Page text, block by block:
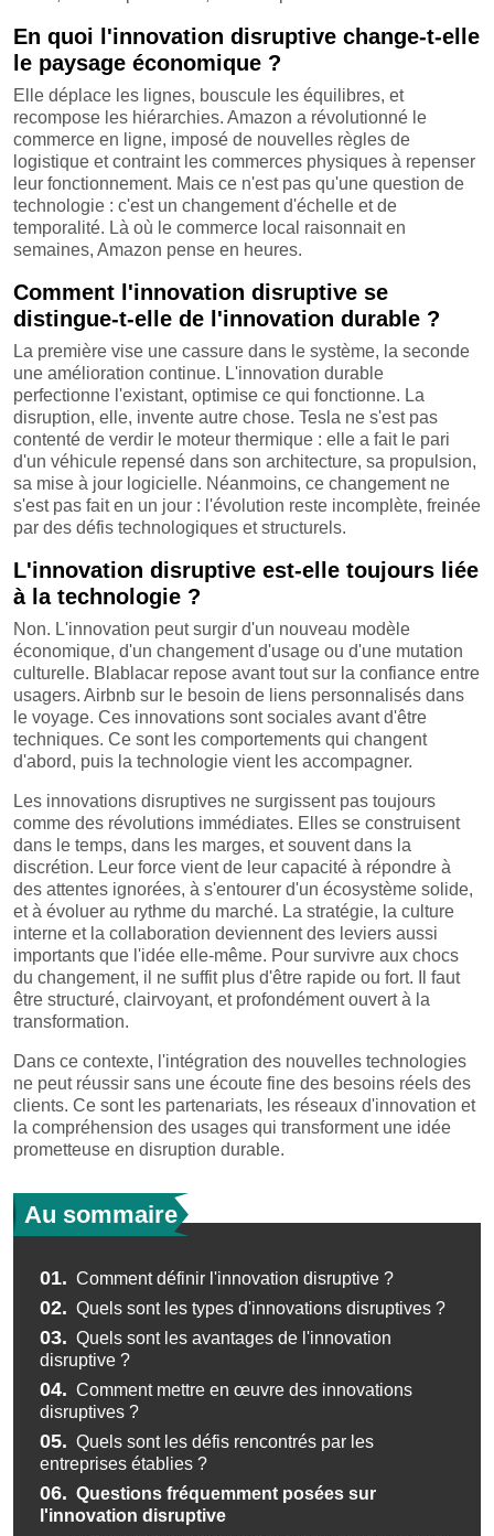
En quoi l'innovation disruptive change-t-elle
le paysage économique ?
Elle déplace les lignes, bouscule les équilibres, et
recompose les hiérarchies. Amazon a révolutionné le
commerce en ligne, imposé de nouvelles règles de
logistique et contraint les commerces physiques à repenser
leur fonctionnement. Mais ce n'est pas qu'une question de
technologie : c'est un changement d'échelle et de
temporalité. Là où le commerce local raisonnait en
semaines, Amazon pense en heures.
Comment l'innovation disruptive se
distingue-t-elle de l'innovation durable ?
La première vise une cassure dans le système, la seconde
une amélioration continue. L'innovation durable
perfectionne l'existant, optimise ce qui fonctionne. La
disruption, elle, invente autre chose. Tesla ne s'est pas
contenté de verdir le moteur thermique : elle a fait le pari
d'un véhicule repensé dans son architecture, sa propulsion,
sa mise à jour logicielle. Néanmoins, ce changement ne
s'est pas fait en un jour : l'évolution reste incomplète, freinée
par des défis technologiques et structurels.
L'innovation disruptive est-elle toujours liée
à la technologie ?
Non. L'innovation peut surgir d'un nouveau modèle
économique, d'un changement d'usage ou d'une mutation
culturelle. Blablacar repose avant tout sur la confiance entre
usagers. Airbnb sur le besoin de liens personnalisés dans
le voyage. Ces innovations sont sociales avant d'être
techniques. Ce sont les comportements qui changent
d'abord, puis la technologie vient les accompagner.
Les innovations disruptives ne surgissent pas toujours
comme des révolutions immédiates. Elles se construisent
dans le temps, dans les marges, et souvent dans la
discrétion. Leur force vient de leur capacité à répondre à
des attentes ignorées, à s'entourer d'un écosystème solide,
et à évoluer au rythme du marché. La stratégie, la culture
interne et la collaboration deviennent des leviers aussi
importants que l'idée elle-même. Pour survivre aux chocs
du changement, il ne suffit plus d'être rapide ou fort. Il faut
être structuré, clairvoyant, et profondément ouvert à la
transformation.
Dans ce contexte, l'intégration des nouvelles technologies
ne peut réussir sans une écoute fine des besoins réels des
clients. Ce sont les partenariats, les réseaux d'innovation et
la compréhension des usages qui transforment une idée
prometteuse en disruption durable.
Au sommaire
01. Comment définir l'innovation disruptive ?
02. Quels sont les types d'innovations disruptives ?
03. Quels sont les avantages de l'innovation
disruptive ?
04. Comment mettre en œuvre des innovations
disruptives ?
05. Quels sont les défis rencontrés par les
entreprises établies ?
06. Questions fréquemment posées sur
l'innovation disruptive